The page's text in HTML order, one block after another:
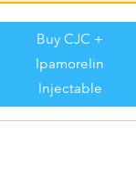
Buy CJC +
Ipamorelin
Injectable